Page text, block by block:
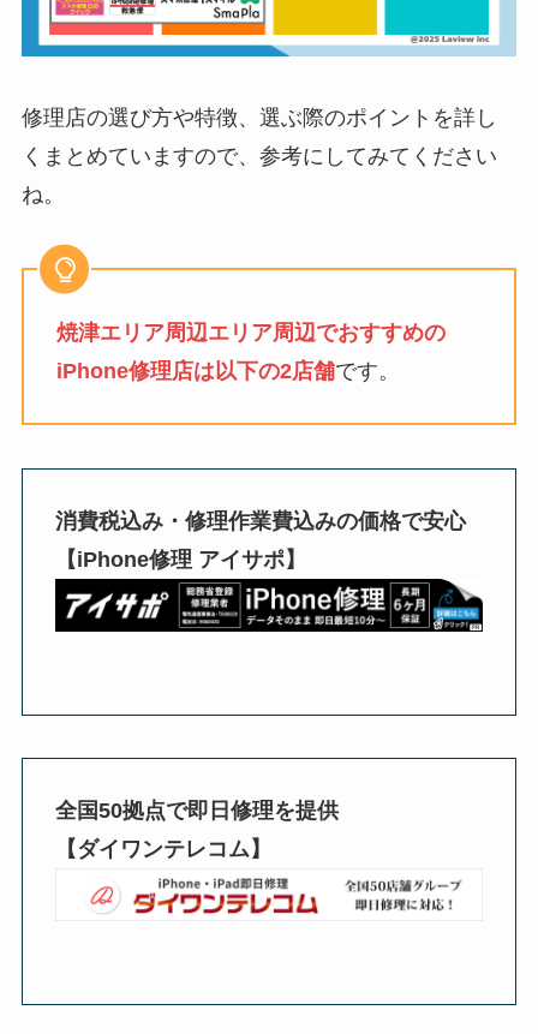
修理店の選び方や特徴、選ぶ際のポイントを詳し
くまとめていますので、参考にしてみてください
ね。
焼津エリア周辺エリア周辺でおすすめの
iPhone修理店は以下の2店舗です。
消費税込み・修理作業費込みの価格で安心
【iPhone修理 アイサポ】
全国50拠点で即日修理を提供
【ダイワンテレコム】